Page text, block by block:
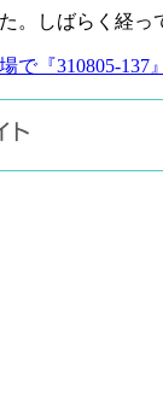
。しばらく経
で『310805-137